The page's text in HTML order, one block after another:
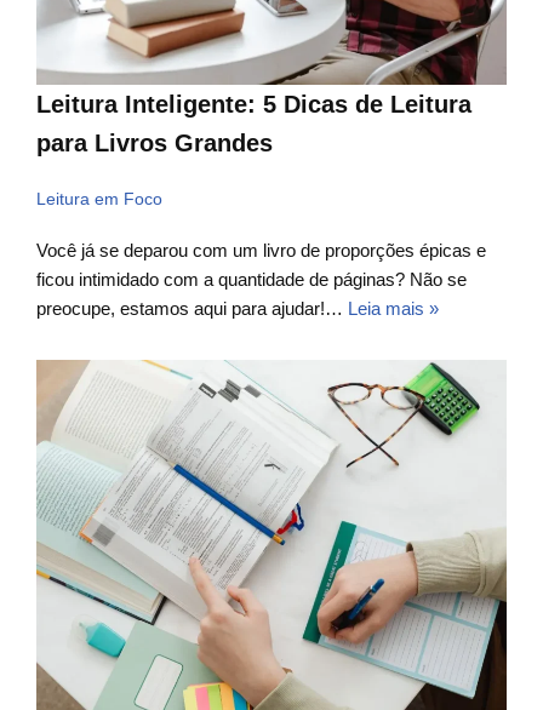
Leitura Inteligente: 5 Dicas de Leitura
para Livros Grandes
Leitura em Foco
Você já se deparou com um livro de proporções épicas e
ficou intimidado com a quantidade de páginas? Não se
preocupe, estamos aqui para ajudar!… Leia mais »